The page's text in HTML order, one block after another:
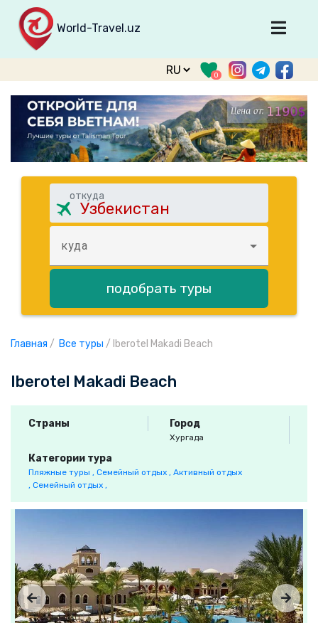
World-Travel.uz
Главная
Направления
Туры
Тур. фирмы
Табло прилета
О проекте
0
откуда
куда
подобрать туры
Главная / Все туры / Iberotel Makadi Beach
Iberotel Makadi Beach
Страны Город
Хургада
Категории тура
Пляжные туры , Семейный отдых , Активный отдых
, Семейный отдых ,